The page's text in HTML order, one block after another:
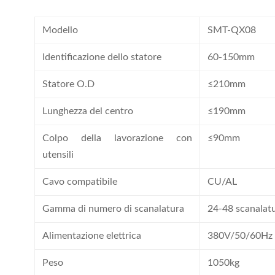
Modello SMT-QX08
Identificazione dello statore 60-150mm
Statore O.D ≤210mm
Lunghezza del centro ≤190mm
Colpo della lavorazione con
utensili
≤90mm
Cavo compatibile CU/AL
Gamma di numero di scanalatura 24-48
Alimentazione elettrica 380V/50/60Hz
Peso 1050kg